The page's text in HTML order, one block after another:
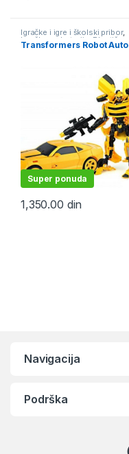
Igračke i igre i školski pribor,
Igračke na baterije Plastične
igračke
Transformers Robot Auto
Super ponuda
1,350.00 din
Navigacija
Podrška